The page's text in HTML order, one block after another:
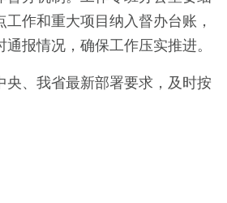
作和重大项目纳入督办台账，
报情况，确保工作压实推进。
央、我省最新部署要求，及时按